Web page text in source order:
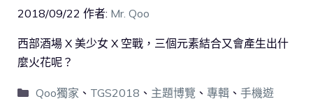
2018/09/22 作者: Mr. Qoo
西部酒場 X 美少女 X 空戰，三個元素結合又會產生出什
麼火花呢？
Qoo獨家 、 TGS2018 、 主題博覽 、 專輯、 手機遊